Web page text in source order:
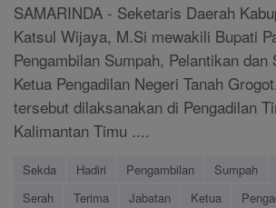
SAMARINDA - Seketaris Daerah
Katsul Wijaya, M.Si mewakili Bupati
Pengambilan Sumpah, Pelantikan dan
Ketua Pengadilan Negeri Tanah
tersebut dilaksanakan di Pengadilan
Kalimantan Timu ....
Sekda Hadiri Pengambilan Sumpah
Serah
Terima Jabatan Ketua